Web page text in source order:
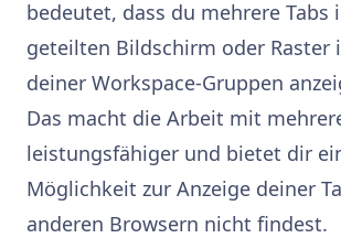
bedeutet, dass du mehrere Tabs
geteilten Bildschirm oder Raster
deiner Workspace-Gruppen
Das macht die Arbeit mit
leistungsfähiger und bietet dir
Möglichkeit zur Anzeige deiner
anderen Browsern nicht findest.